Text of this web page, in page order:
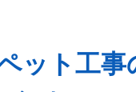
ット工事